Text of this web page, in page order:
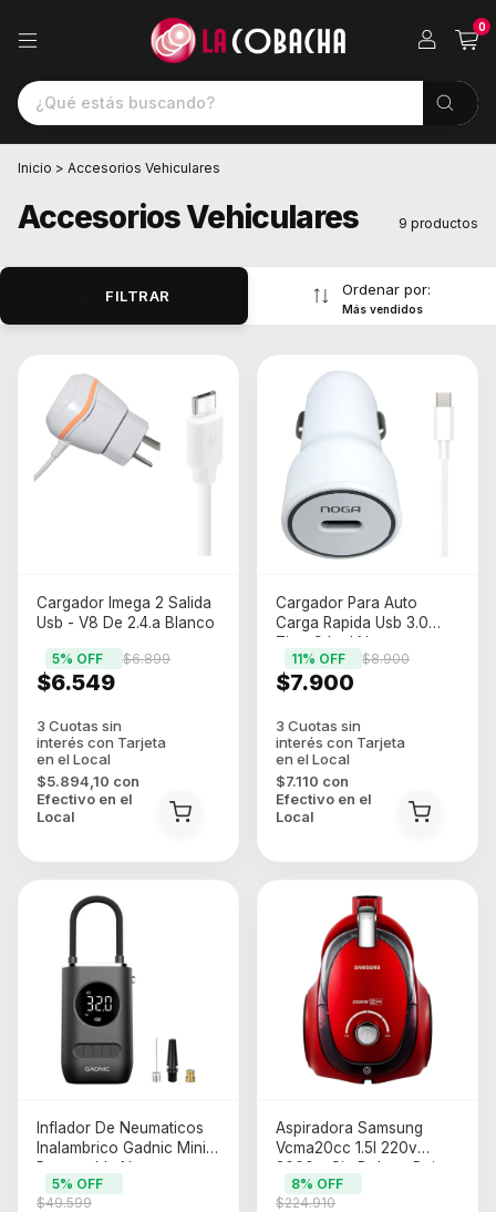
0
Inicio > Accesorios Vehiculares
Accesorios Vehiculares 9 productos
FILTRAR Ordenar por:
Más vendidos
Cargador Imega 2 Salida
Usb - V8 De 2.4.a Blanco
$6.549
$6.899
5% OFF
$5.894,10 con
Efectivo en el
Local
Cargador Para Auto
Carga Rapida Usb 3.0
Tipo C Led Noganet
Blanco
$7.900
$8.900
11% OFF
$7.110 con
Efectivo en el
Local
Inflador De Neumaticos
Inalambrico Gadnic Mini
Recargable Negro
$49.599
5% OFF
Aspiradora Samsung
Vcma20cc 1.5l 220v
2000w Sin Bolsa - Rojo
$224.910
8% OFF